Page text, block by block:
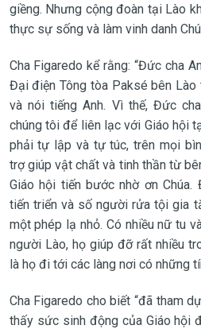
giềng. Nhưng cộng đoàn tại Lào
thực sự sống và làm vinh danh
Cha Figaredo kể rằng: “Đức cha
Đại điện Tông tòa Paksé bên
và nói tiếng Anh. Vì thế, Đức
chúng tôi để liên lạc với Giáo hội
phải tự lập và tự túc, trên mọi
trợ giúp vật chất và tinh thần từ
Giáo hội tiến bước nhờ ơn
tiến triển và số người rửa tội gia
một phép lạ nhỏ. Có nhiều nữ tu
người Lào, họ giúp đỡ rất nhiều
là họ đi tới các làng nơi có những
Cha Figaredo cho biết “đã tham
thấy sức sinh động của Giáo hội